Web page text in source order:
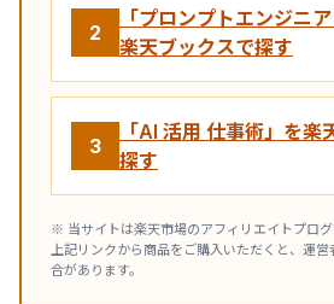
2
「プロンプトエンジニ
楽天ブックスで探す
3
「AI 活用 仕事術」を楽
探す
※ 当サイトは楽天市場のアフィリエイトプログ
上記リンクから商品をご購入いただくと、運
合があります。